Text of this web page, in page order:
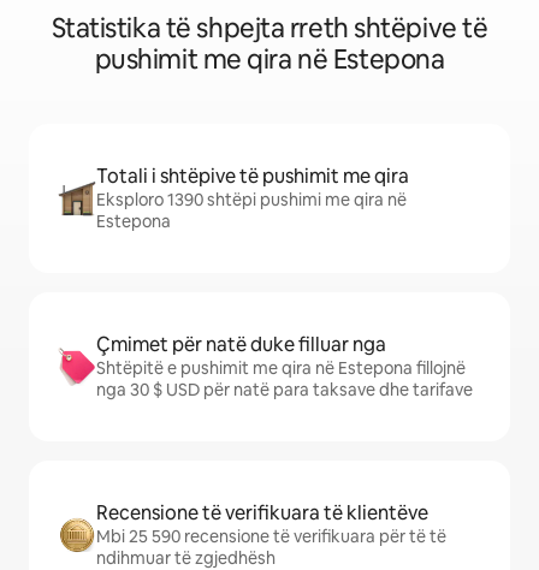
Statistika të shpejta rreth shtëpive të
pushimit me qira në Estepona
Totali i shtëpive të pushimit me qira
Eksploro 1390 shtëpi pushimi me qira në
Estepona
Çmimet për natë duke filluar nga
Shtëpitë e pushimit me qira në Estepona fillojnë
nga 30 $ USD për natë para taksave dhe tarifave
Recensione të verifikuara të klientëve
Mbi 25 590 recensione të verifikuara për të të
ndihmuar të zgjedhësh